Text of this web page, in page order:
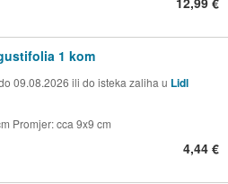
1 kom
09.08.2026 ili do isteka zaliha u Lidl
Promjer: cca 9x9 cm
4,44 €